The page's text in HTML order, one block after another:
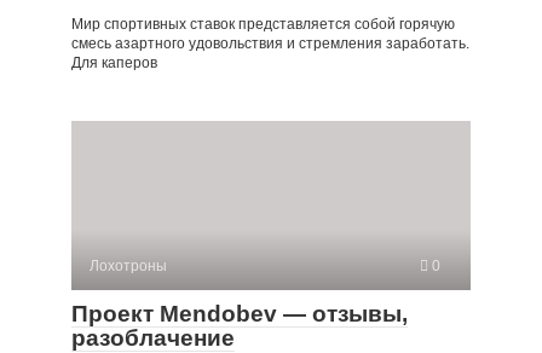
Мир спортивных ставок представляется собой горячую
смесь азартного удовольствия и стремления заработать.
Для каперов
Лохотроны 0
Проект Mendobev — отзывы,
разоблачение